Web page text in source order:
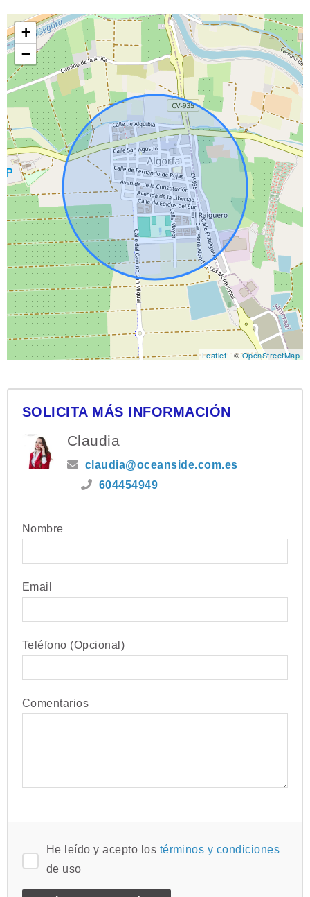
+
−
Leaflet| ©OpenStreetMap
SOLICITA MÁS INFORMACIÓN
Claudia
claudia@oceanside.com.es
604454949
Nombre
Email
Teléfono (Opcional)
Comentarios
He leído y acepto los términos y condiciones
de uso